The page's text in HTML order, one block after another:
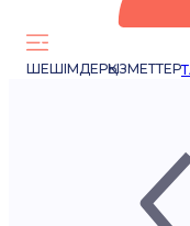
ШЕШІМДЕРҚЫЗМЕТТЕР